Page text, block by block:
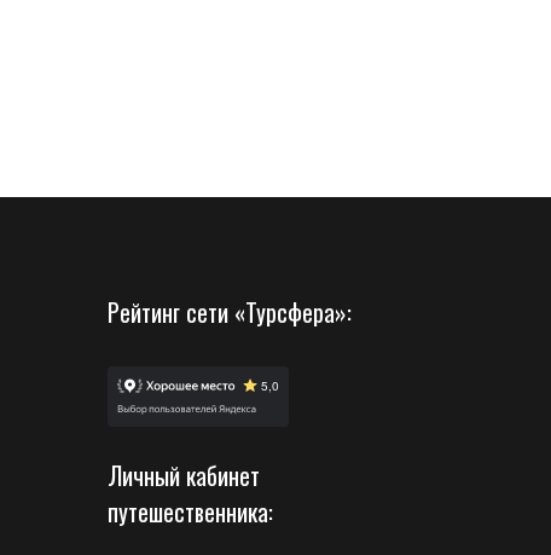
Рейтинг сети «Турсфера»:
Личный кабинет
путешественника: